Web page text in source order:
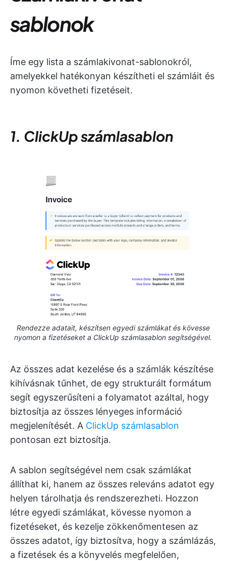
sablonok
Íme egy lista a számlakivonat-sablonokról,
amelyekkel hatékonyan készítheti el számláit és
nyomon követheti fizetéseit.
1. ClickUp számlasablon
Rendezze adatait, készítsen egyedi számlákat és kövesse
nyomon a fizetéseket a ClickUp számlasablon segítségével.
Az összes adat kezelése és a számlák készítése
kihívásnak tűnhet, de egy strukturált formátum
segít egyszerűsíteni a folyamatot azáltal, hogy
biztosítja az összes lényeges információ
megjelenítését. A ClickUp számlasablon
pontosan ezt biztosítja.
A sablon segítségével nem csak számlákat
állíthat ki, hanem az összes releváns adatot egy
helyen tárolhatja és rendszerezheti. Hozzon
létre egyedi számlákat, kövesse nyomon a
fizetéseket, és kezelje zökkenőmentesen az
összes adatot, így biztosítva, hogy a számlázás,
a fizetések és a könyvelés megfelelően,